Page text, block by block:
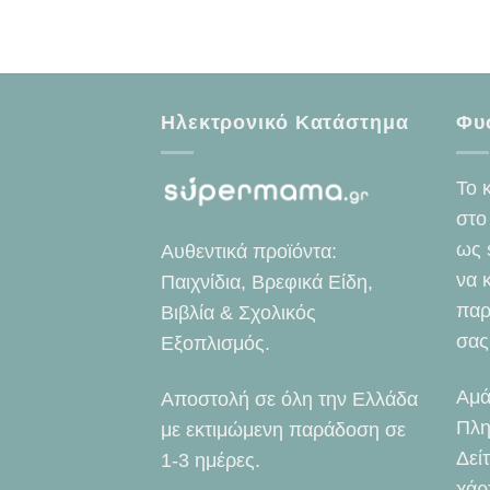
Ηλεκτρονικό Κατάστημα
Αυθεντικά προϊόντα:
Παιχνίδια, Βρεφικά Είδη,
Βιβλία & Σχολικός
Εξοπλισμός.
Αποστολή σε όλη την Ελλάδα
με εκτιμώμενη παράδοση σε
1-3 ημέρες.
Το
στο
ως
να